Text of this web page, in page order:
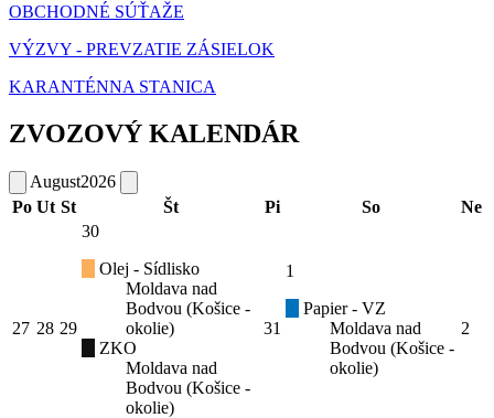
OBCHODNÉ SÚŤAŽE
VÝZVY - PREVZATIE ZÁSIELOK
KARANTÉNNA STANICA
ZVOZOVÝ KALENDÁR
August2026
Po Ut St Št Pi So Ne
27 28 29
30
Olej - Sídlisko
Moldava nad
Bodvou (Košice -
okolie)
ZKO
Moldava nad
Bodvou (Košice -
okolie)
31
1
Papier - VZ
Moldava nad
Bodvou (Košice -
okolie)
2